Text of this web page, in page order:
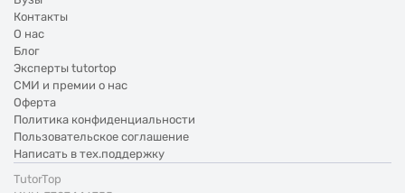
Контакты
О нас
Блог
Эксперты tutortop
СМИ и премии о нас
Оферта
Политика конфиденциальности
Пользовательское соглашение
Написать в тех.поддержку
TutorTop